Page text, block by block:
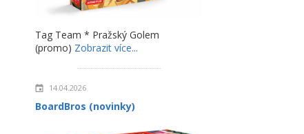
Tag Team * Pražský Golem
(promo) Zobrazit více...
14.04.2026
BoardBros (novinky)